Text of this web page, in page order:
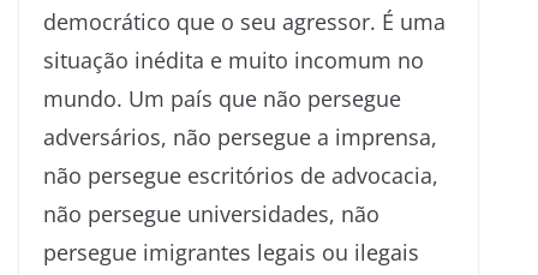
democrático que o seu agressor. É uma
situação inédita e muito incomum no
mundo. Um país que não persegue
adversários, não persegue a imprensa,
não persegue escritórios de advocacia,
não persegue universidades, não
persegue imigrantes legais ou ilegais